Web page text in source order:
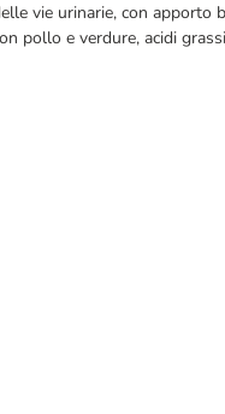
vie urinarie, con apporto
pollo e verdure, acidi